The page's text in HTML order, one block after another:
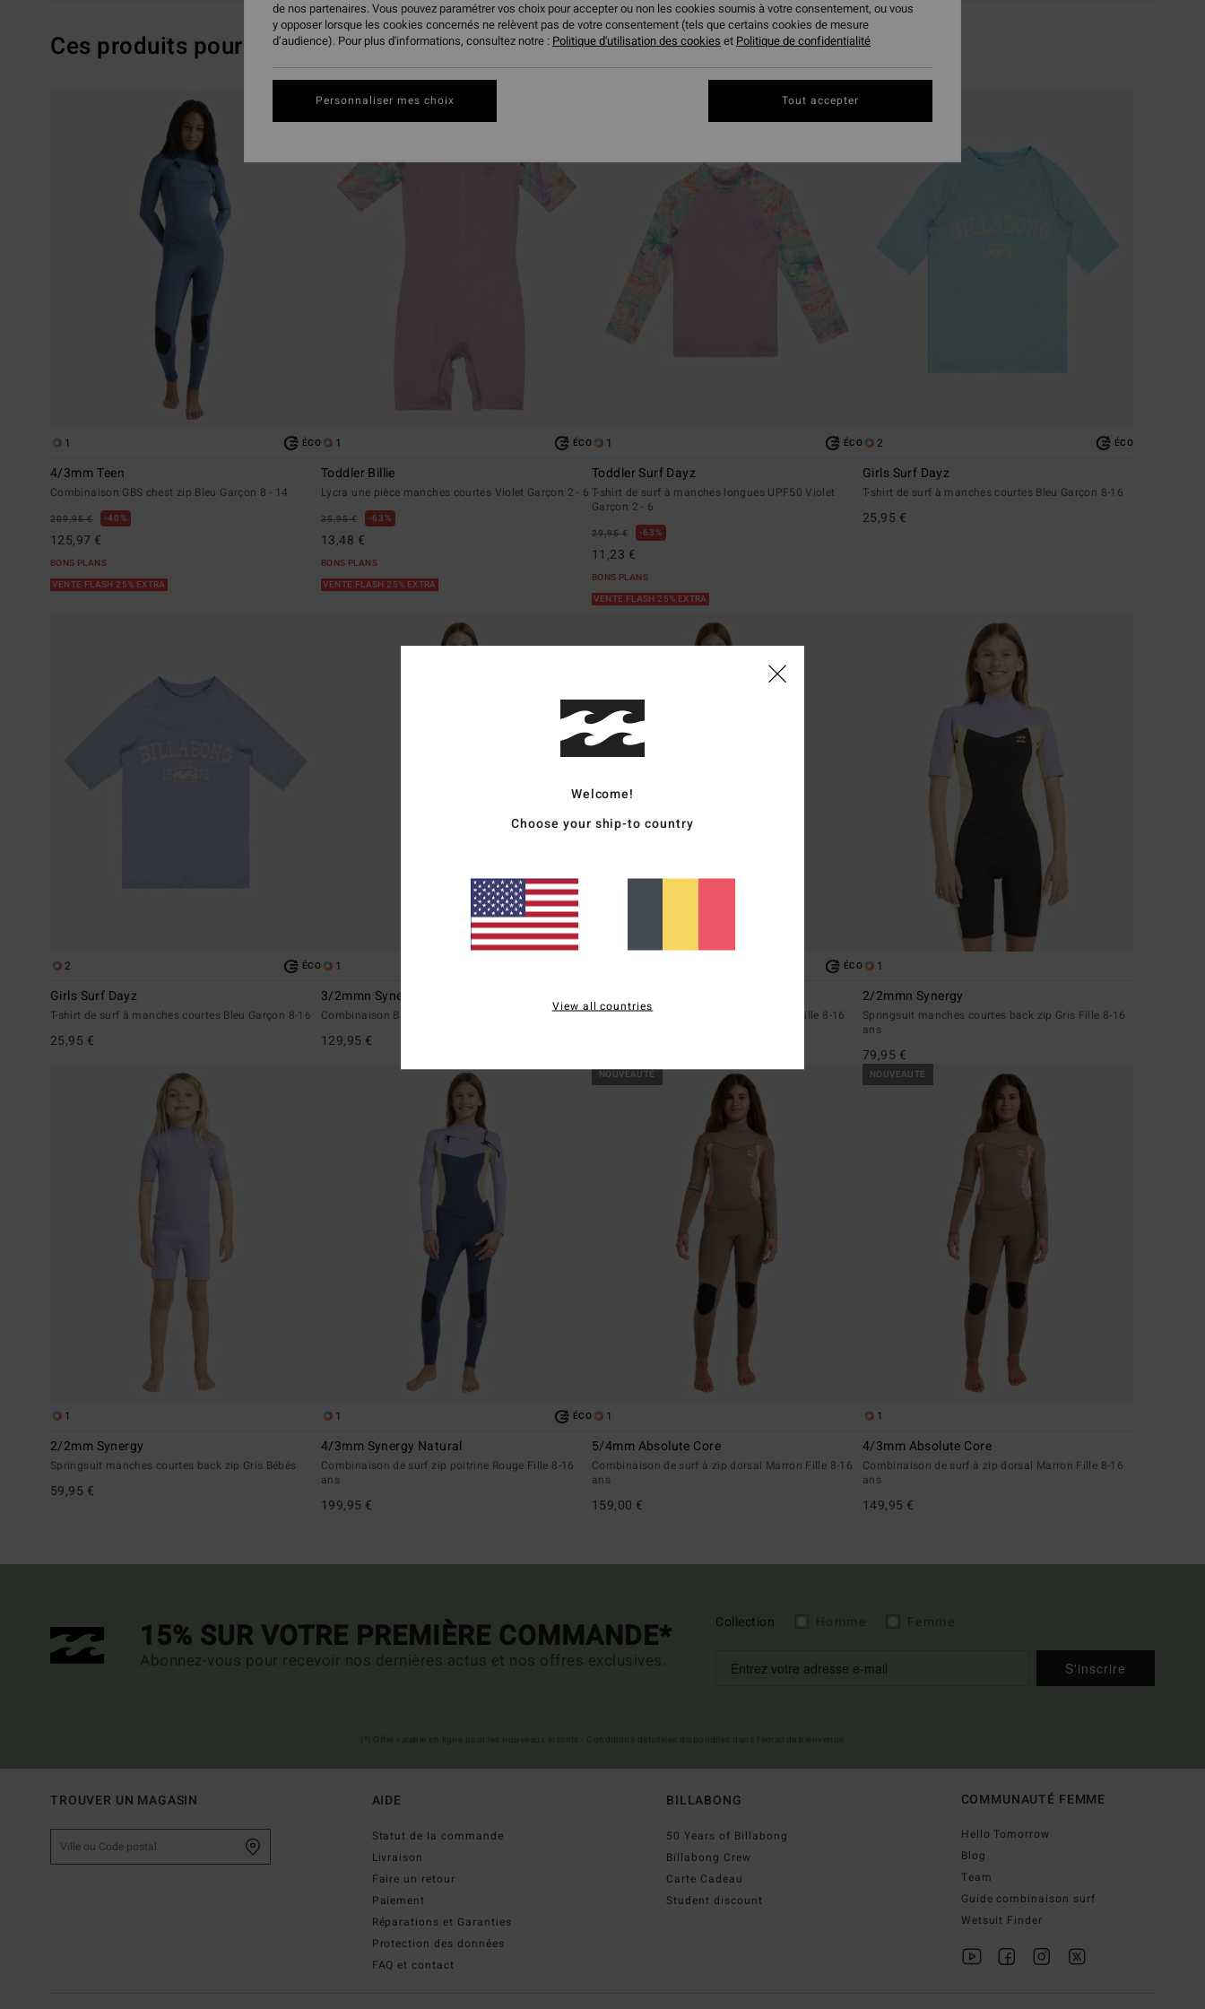
Ces produits pourraient vous plaire
1 ÉCO
4/3mm Teen
Combinaison GBS chest zip Bleu Garçon 8 - 14
209,95 € 40%
125,97 €
BONS PLANS
VENTE FLASH 25% EXTRA
1 ÉCO
Toddler Billie
Lycra une pièce manches courtes Violet Garçon 2 - 6
35,95 € 63%
13,48 €
BONS PLANS
VENTE FLASH 25% EXTRA
1 ÉCO
Toddler Surf Dayz
T-shirt de surf à manches longues UPF50 Violet
Garçon 2 - 6
29,95 € 63%
11,23 €
BONS PLANS
VENTE FLASH 25% EXTRA
2 ÉCO
Girls Surf Dayz
T-shirt de surf à manches courtes Bleu Garçon 8-16
25,95 €
2 ÉCO
Girls Surf Dayz
T-shirt de surf à manches courtes Bleu Garçon 8-16
25,95 €
1
3/2mmn Synergy
Combinaison Back Zip Rouge Fille 8-16 ans
129,95 €
ÉCO
Combinaison de surf zip poitrine Rouge Fille 8-16
1
2/2mmn Synergy
Springsuit manches courtes back zip Gris Fille 8-16
ans
79,95 €
1
2/2mm Synergy
Springsuit manches courtes back zip Gris Bébés
59,95 €
1 ÉCO
4/3mm Synergy Natural
Combinaison de surf zip poitrine Rouge Fille 8-16
ans
199,95 €
NOUVEAUTÉ
1
5/4mm Absolute Core
Combinaison de surf à zip dorsal Marron Fille 8-16
ans
159,00 €
NOUVEAUTÉ
1
4/3mm Absolute Core
Combinaison de surf à zip dorsal Marron Fille 8-16
ans
149,95 €
15% SUR VOTRE PREMIÈRE COMMANDE*
Abonnez-vous pour recevoir nos dernières actus et nos offres exclusives.
Collection
S'inscrire
TROUVER UN MAGASIN AIDE
Statut de la commande
Livraison
Faire un retour
Paiement
Réparations et Garanties
Protection des données
FAQ et contact
BILLABONG
50 Years of Billabong
Billabong Crew
Carte Cadeau
Student discount
COMMUNAUTÉ FEMME
Hello Tomorrow
Blog
Team
Guide combinaison surf
Wetsuit Finder
Welcome!
Choose your ship-to country
View all countries
de nos partenaires. Vous pouvez paramétrer vos choix pour accepter ou non les cookies soumis à votre consentement, ou vous
y opposer lorsque les cookies concernés ne relèvent pas de votre consentement (tels que certains cookies de mesure
d’audience). Pour plus d'informations, consultez notre : Politique d'utilisation des cookies et Politique de confidentialité
Personnaliser mes choix Tout accepter